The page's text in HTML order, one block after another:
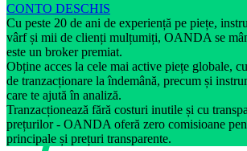
CONTO DESCHIS
Cu peste 20 de ani de experiență pe piețe,
vârf și mii de clienți mulțumiți, OANDA se
este un broker premiat.
Obține acces la cele mai active piețe globale,
de tranzacționare la îndemână, precum și
care te ajută în analiză.
Tranzacționează fără costuri inutile și cu
prețurilor - OANDA oferă zero comisioane
principale și prețuri transparente.